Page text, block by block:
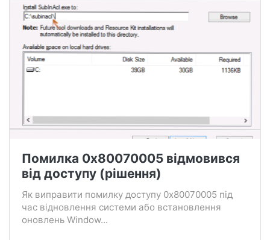
Помилка 0x80070005 відмовився
від доступу (рішення)
Як виправити помилку доступу 0x80070005 під
час відновлення системи або встановлення
оновлень Window...